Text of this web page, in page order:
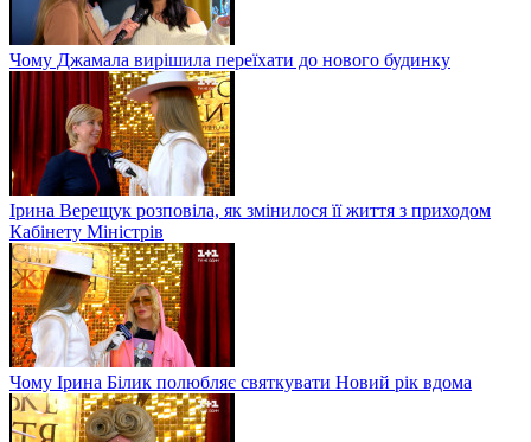
Чому Джамала вирішила переїхати до нового будинку
Ірина Верещук розповіла, як змінилося її життя з приходом
Кабінету Міністрів
Чому Ірина Білик полюбляє святкувати Новий рік вдома